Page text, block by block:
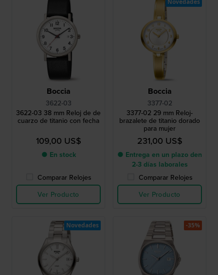
Boccia
3622-03
3622-03 38 mm Reloj de de
cuarzo de titanio con fecha
109,00 US$
● En stock
Comparar Relojes
Ver Producto
Boccia
3377-02
3377-02 29 mm Reloj-
brazalete de titanio dorado
para mujer
231,00 US$
● Entrega en un plazo den
2-3 días laborales
Comparar Relojes
Ver Producto
Novedades
Novedades -35%